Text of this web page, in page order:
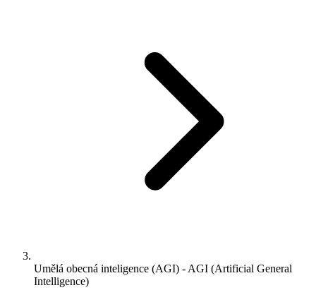
Umělá obecná inteligence (AGI) - AGI (Artificial General
Intelligence)